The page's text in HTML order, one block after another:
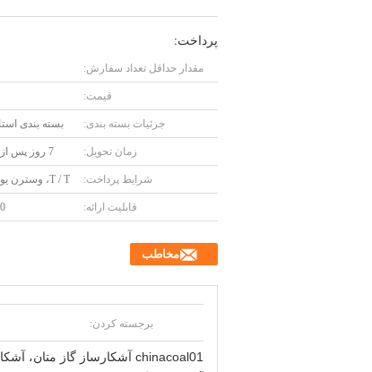
پرداخت:
مقدار حداقل تعداد سفارش:
قیمت:
جزئیات بسته بندی: بسته بندی
زمان تحویل: 7 روز پس از تایید سفارش
شرایط پرداخت: T / T، وسترن یونیون، از Payal
قابلیت ارائه: 100
مخاطب
برجسته کردن:
chinacoal01 آشکارساز گاز متان، آشکارساز گاز قابل حمل، CH4 آشکارساز گاز